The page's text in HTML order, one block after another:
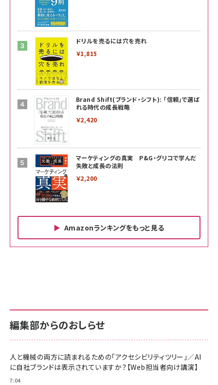
ドリルを売るには穴を売れ
￥1,815
Brand Shift(ブランド・シフト): 「信頼」で選ば
れる時代の成長戦略
￥2,420
マーケティングの真実 P&G・グリコで学んだ
失敗と成長の法則
￥2,200
Amazonランキングをもっと見る
￥880
anan(アンアン)2026/06/24号 No.2500増刊
スペシャルエディション[王道エンタメの矜持／
￥1,100
サポート正規品 メーカー保証5年 KLMEA128G
NIMASO ガラスフィルム iPhone 17 用 保護フィ
すい ガイド枠付き いPhone17 (6.3インチ) 対応
2枚セット DSP25F1698
￥1,599
サポート正規品 メーカー保証5年 KLMEA128G
Amazon eギフトカード - Amazonロゴ - クラ
￥5,000
編集部からのおしらせ
人と機械の両方に読まれるための「アクセシビリティツリー」／AI
に自社ブランドは表示されていますか？【Web担当者向け講演】
7:04